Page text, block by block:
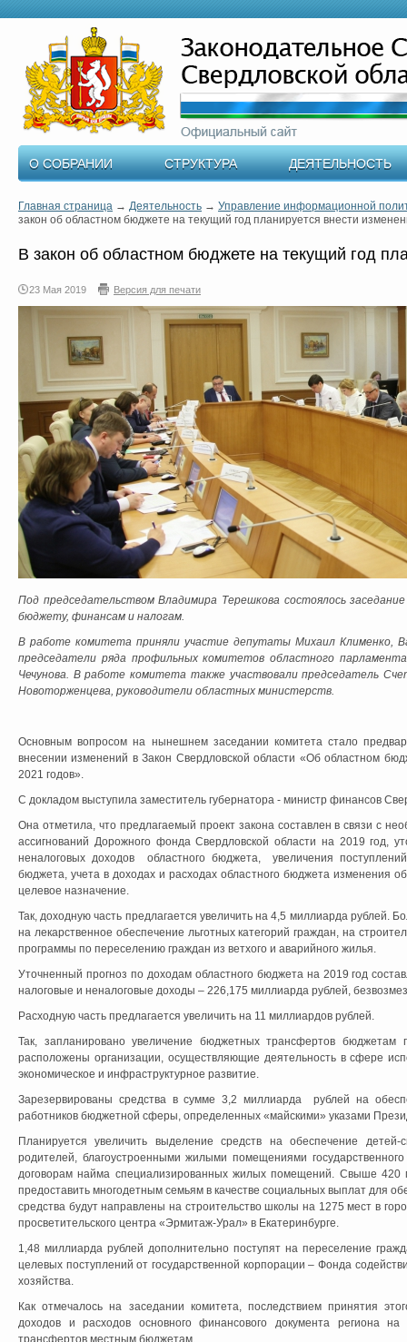
О СОБРАНИИ СТРУКТУРА ДЕЯТЕЛЬНОСТЬ
Главная страница → Деятельность → Управление информационной
закон об областном бюджете на текущий год планируется внести
В закон об областном бюджете на текущий год
23 Мая 2019 Версия для печати
Под председательством Владимира Терешкова состоялось
бюджету, финансам и налогам.
В работе комитета приняли участие депутаты Михаил Клименко,
председатели ряда профильных комитетов областного
Чечунова. В работе комитета также участвовали председатель
Новоторженцева, руководители областных министерств.
Основным вопросом на нынешнем заседании комитета стало
внесении изменений в Закон Свердловской области «Об областном
2021 годов».
С докладом выступила заместитель губернатора - министр финансов
Она отметила, что предлагаемый проект закона составлен в связи с
ассигнований Дорожного фонда Свердловской области на 2019 год,
неналоговых доходов областного бюджета, увеличения
бюджета, учета в доходах и расходах областного бюджета изменения
целевое назначение.
Так, доходную часть предлагается увеличить на 4,5 миллиарда рублей.
на лекарственное обеспечение льготных категорий граждан, на
программы по переселению граждан из ветхого и аварийного жилья.
Уточненный прогноз по доходам областного бюджета на 2019 год
налоговые и неналоговые доходы – 226,175 миллиарда рублей,
Расходную часть предлагается увеличить на 11 миллиардов рублей.
Так, запланировано увеличение бюджетных трансфертов бюджетам
расположены организации, осуществляющие деятельность в сфере
экономическое и инфраструктурное развитие.
Зарезервированы средства в сумме 3,2 миллиарда рублей на
работников бюджетной сферы, определенных «майскими» указами
Планируется увеличить выделение средств на обеспечение
родителей, благоустроенными жилыми помещениями
договорам найма специализированных жилых помещений. Свыше 420
предоставить многодетным семьям в качестве социальных выплат для
средства будут направлены на строительство школы на 1275 мест в
просветительского центра «Эрмитаж-Урал» в Екатеринбурге.
1,48 миллиарда рублей дополнительно поступят на переселение
целевых поступлений от государственной корпорации – Фонда
хозяйства.
Как отмечалось на заседании комитета, последствием принятия
доходов и расходов основного финансового документа региона
трансфертов местным бюджетам.